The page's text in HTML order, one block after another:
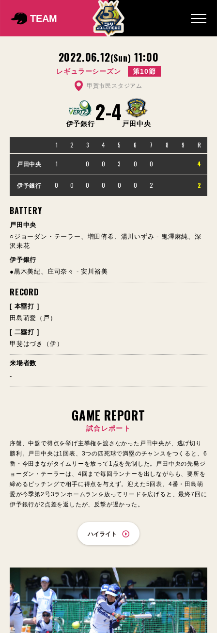
TEAM
2022.06.12(Sun) 11:00
レギュラーシーズン 第10節
甲賀市民スタジアム
伊予銀行2-4 戸田中央
1 2 3 4 5 6 7 8 9 R
戸田中央 1 0 0 3 0 0 4
伊予銀行 0 0 0 0 0 0 2 2
BATTERY
戸田中央
○ジョーダン・テーラー、増田侑希、湯川いずみ - 鬼澤麻純、深
沢未花
伊予銀行
●黒木美紀、庄司奈々 - 安川裕美
RECORD
[ 本塁打 ]
田島萌愛（戸）
[ 二塁打 ]
甲斐はづき（伊）
来場者数
-
GAME REPORT
試合レポート
序盤、中盤で得点を挙げ主導権を渡さなかった戸田中央が、逃げ切り
勝利。戸田中央は1回表、3つの四死球で満塁のチャンスをつくると、6
番・今田まながタイムリーを放って1点を先制した。戸田中央の先発ジ
ョーダン・テーラーは、4回まで毎回ランナーを出しながらも、要所を
締めるピッチングで相手に得点を与えず。迎えた5回表、4番・田島萌
愛が今季第2号3ランホームランを放ってリードを広げると、最終7回に
伊予銀行が2点差を返したが、反撃が遅かった。
ハイライト